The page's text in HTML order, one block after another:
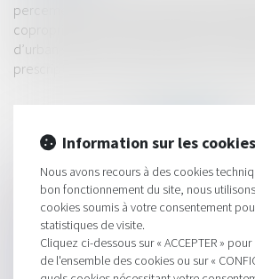
percement par un copropriétaire du mur
copropriété, partie commune, et
d’urbanisme ne font pas obstacle à
prescription d’une servitude de vue sur
HISTORIQUE
Un copropriétaire peut acquérir une
illicite, par prescription acquisitive
Information sur les cookies
Nous avons recours à des cookies
bon fonctionnement du site, nous
cookies soumis à votre consentement
statistiques de visite.
Cliquez ci-dessous sur « ACCEPTER »
de l'ensemble des cookies ou sur «